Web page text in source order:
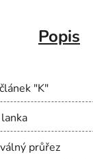
Popis
"K"
průřez